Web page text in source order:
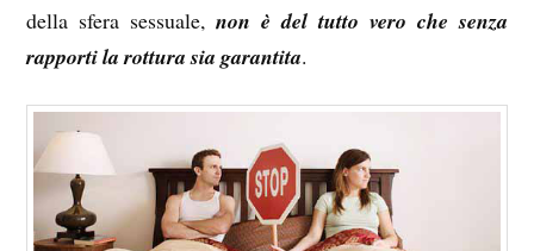
della sfera sessuale, non è del tutto vero che senza
rapporti la rottura sia garantita.